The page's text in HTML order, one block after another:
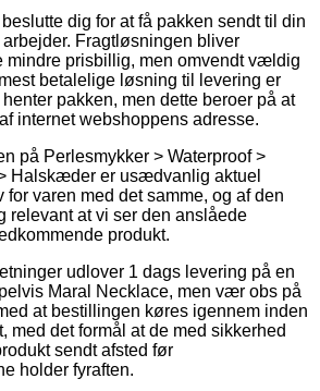
dig for at få pakken sendt til din
Fragtløsningen bliver
mindre prisbillig, men omvendt vældig
betalelige løsning til levering er
pakken, men dette beroer på at
internet webshoppens adresse.
på Perlesmykker > Waterproof >
Halskæder er usædvanlig aktuel
for varen med det samme, og af den
relevant at vi ser den anslåede
produkt.
udlover 1 dags levering på en
Maral Necklace, men vær obs på
at bestillingen køres igennem inden
med det formål at de med sikkerhed
sendt afsted før
holder fyraften.